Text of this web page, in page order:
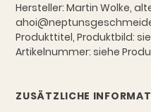
Hersteller: Martin Wolke,
Produkttitel, Produktbild:
Artikelnummer: siehe
ZUSÄTZLICHE